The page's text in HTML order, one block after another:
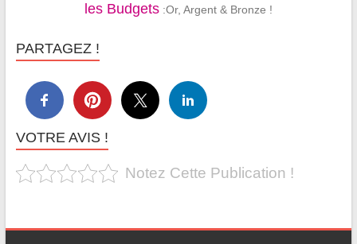
les Budgets:Or, Argent & Bronze !
PARTAGEZ !
VOTRE AVIS !
Notez Cette Publication !